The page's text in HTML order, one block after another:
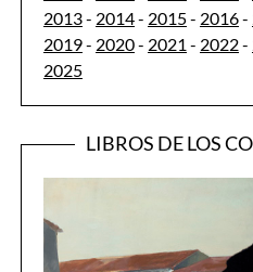
2013- 2014- 2015- 2016-
2019- 2020- 2021 - 2022-
2025
LIBROS DE LOS